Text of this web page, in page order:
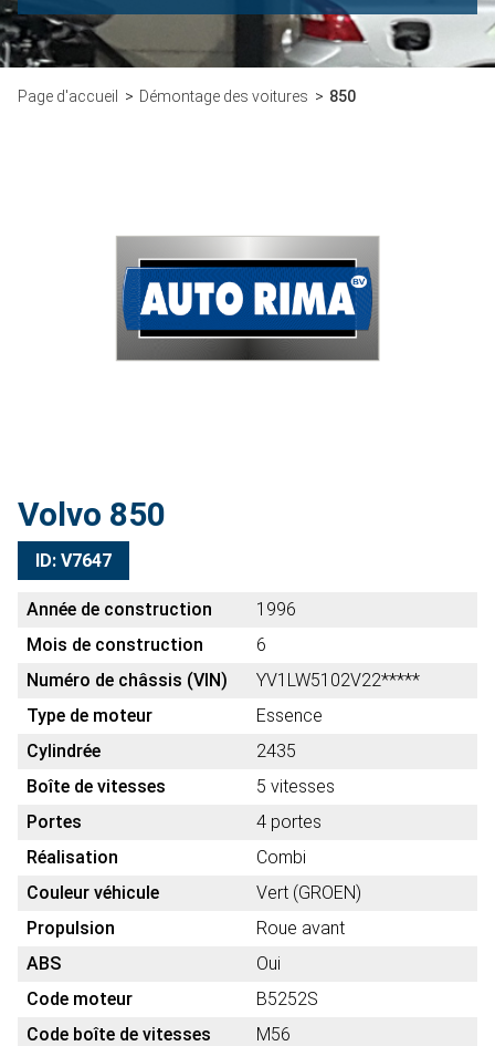
Page d'accueil Démontage des voitures 850
Volvo 850
ID: V7647
Année de construction
1996
Mois de construction
6
Numéro de châssis (VIN)
YV1LW5102V22*****
Type de moteur
Essence
Cylindrée
2435
Boîte de vitesses
5 vitesses
Portes
4 portes
Réalisation
Combi
Couleur véhicule
Vert (GROEN)
Propulsion
Roue avant
ABS
Oui
Code moteur
B5252S
Code boîte de vitesses
M56